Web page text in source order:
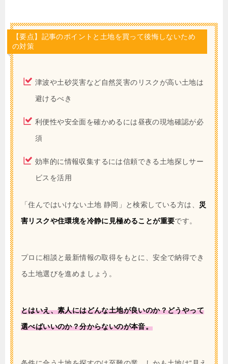
【要点】記事のポイントと土地を買って後悔しないため
の対策
津波や土砂災害など自然災害のリスクが高い土地は
避けるべき
利便性や安全面を確かめるには昼夜の現地確認が必
須
効率的に情報収集するには信頼できる土地探しサー
ビスを活用
「住んではいけない土地 静岡」と検索している方は、 災
害リスクや住環境を冷静に見極めることが重要です。
プロに相談と最新情報の取得をもとに、安全で納得でき
る土地選びを進めましょう。
とはいえ、素人にはどんな土地が良いのか？どうやって
選べばいいのか？分からないのが本音。